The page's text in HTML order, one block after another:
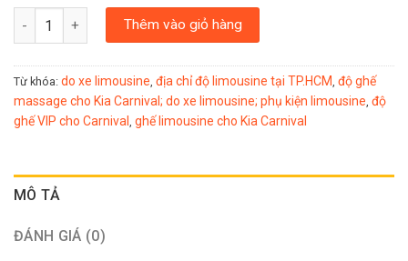
Kia Carnival Nâng Cấp Gói Limousine Deluxe Tone Màu Zin số
Thêm vào giỏ hàng
Từ khóa: do xe limousine, địa chỉ độ limousine tại TP.HCM, độ ghế
massage cho Kia Carnival; do xe limousine; phụ kiện limousine, độ
ghế VIP cho Carnival , ghế limousine cho Kia Carnival
MÔ TẢ
ĐÁNH GIÁ (0)